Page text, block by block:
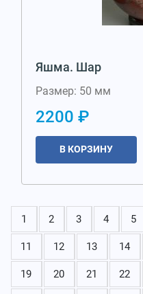
Яшма. Шар
Размер: 50 мм
2200 ₽
В КОРЗИНУ
1 2 3 4 5
11 12 13 14
19 20 21 22